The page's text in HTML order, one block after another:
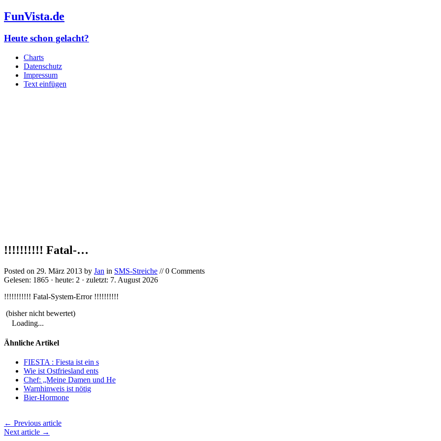
FunVista.de
Heute schon gelacht?
Charts
Datenschutz
Impressum
Text einfügen
!!!!!!!!!! Fatal-…
Posted on 29. März 2013 by Jan in SMS-Streiche // 0 Comments
Gelesen: 1865 · heute: 2 · zuletzt: 7. August 2026
!!!!!!!!!!! Fatal-System-Error !!!!!!!!!!
(bisher nicht bewertet)
Loading...
Ähnliche Artikel
FIESTA : Fiesta ist ein s
Wie ist Ostfriesland ents
Chef: „Meine Damen und He
Warnhinweis ist nötig
Bier-Hormone
← Previous article
Next article →